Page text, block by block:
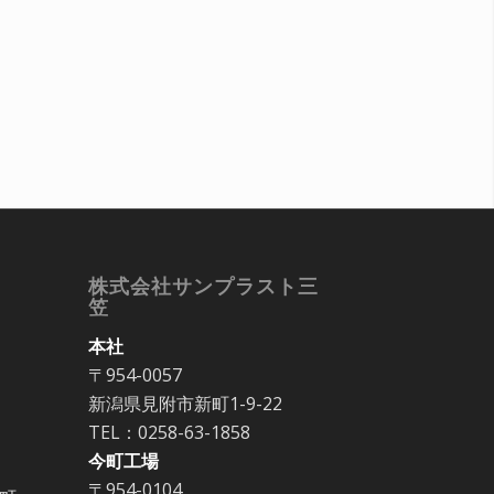
株式会社サンプラスト三
笠
本社
〒954-0057
新潟県見附市新町1-9-22
TEL：0258-63-1858
今町工場